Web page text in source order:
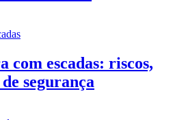
com escadas: riscos,
segurança